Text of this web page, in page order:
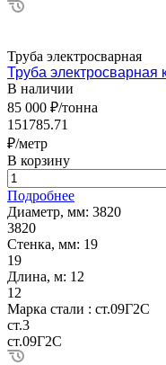
Труба электросварная
Труба электросварная
В наличии
85 000 ₽/тонна
151785.71
₽/метр
В корзину
Подробнее
Диаметр, мм: 3820
3820
Стенка, мм: 19
19
Длина, м: 12
12
Марка стали : ст.09Г2С
ст.3
ст.09Г2С